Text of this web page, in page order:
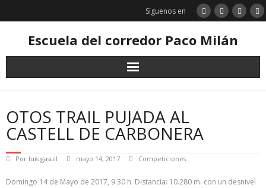
Síguenos en
Escuela del corredor Paco Milán
OTOS TRAIL PUJADA AL
CASTELL DE CARBONERA
Por luis gasull mayo 14, 2017 Competiciones
Domingo 14 de Mayo de 2017, 9:30 h. Distancia: 10.280 m. con un desnivel